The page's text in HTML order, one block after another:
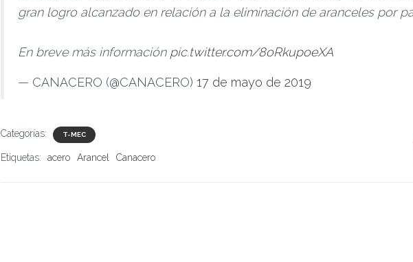
gran logro alcanzado en relación a la eliminación de aranceles por
En breve más información pic.twitter.com/8oRkupoeXA
— CANACERO (@CANACERO) 17 de mayo de 2019
Categorías: T-MEC
Etiquetas: acero Arancel Canacero